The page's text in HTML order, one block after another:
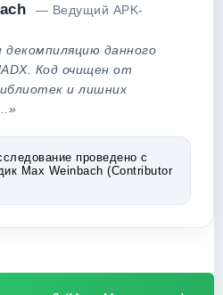
— Ведущий APK-
данного
Код очищен от
и лишних
проведено с
Max Weinbach (Contributor